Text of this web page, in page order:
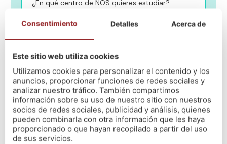
¿En qué centro de NÓS quieres estudiar?
Mensaje
He leido y acepto la política de privacidad(Leer)
Consentimiento Detalles Acerca de
Este sitio web utiliza cookies
Utilizamos cookies para personalizar el contenido y los
anuncios, proporcionar funciones de redes sociales y
analizar nuestro tráfico. También compartimos
información sobre su uso de nuestro sitio con nuestros
socios de redes sociales, publicidad y análisis, quienes
pueden combinarla con otra información que les haya
proporcionado o que hayan recopilado a partir del uso
de sus servicios.